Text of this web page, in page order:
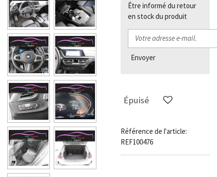
Être informé du retour
en stock du produit
Envoyer
Épuisé
Référence de l'article:
REF100476